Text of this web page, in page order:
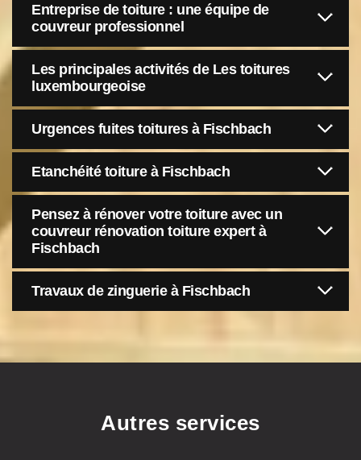
Entreprise de toiture : une équipe de
couvreur professionnel
Les principales activités de Les toitures
luxembourgeoise
Urgences fuites toitures à Fischbach
Etanchéité toiture à Fischbach
Pensez à rénover votre toiture avec un
couvreur rénovation toiture expert à
Fischbach
Travaux de zinguerie à Fischbach
Autres services